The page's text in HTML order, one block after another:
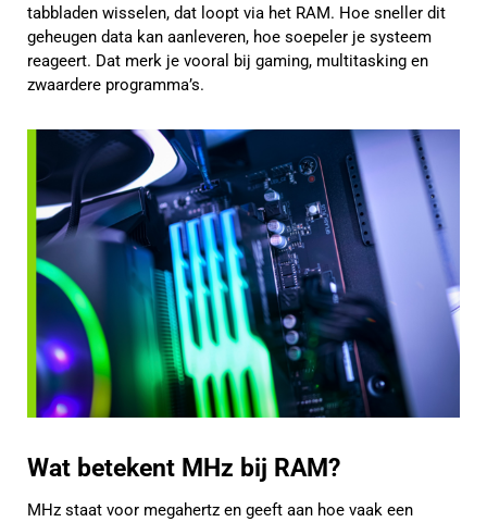
tabbladen wisselen, dat loopt via het RAM. Hoe sneller dit
geheugen data kan aanleveren, hoe soepeler je systeem
reageert. Dat merk je vooral bij gaming, multitasking en
zwaardere programma’s.
Wat betekent MHz bij RAM?
MHz staat voor megahertz en geeft aan hoe vaak een